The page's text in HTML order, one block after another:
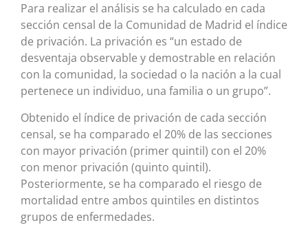
Para realizar el análisis se ha calculado en cada
sección censal de la Comunidad de Madrid el índice
de privación. La privación es “un estado de
desventaja observable y demostrable en relación
con la comunidad, la sociedad o la nación a la cual
pertenece un individuo, una familia o un grupo”.
Obtenido el índice de privación de cada sección
censal, se ha comparado el 20% de las secciones
con mayor privación (primer quintil) con el 20%
con menor privación (quinto quintil).
Posteriormente, se ha comparado el riesgo de
mortalidad entre ambos quintiles en distintos
grupos de enfermedades.